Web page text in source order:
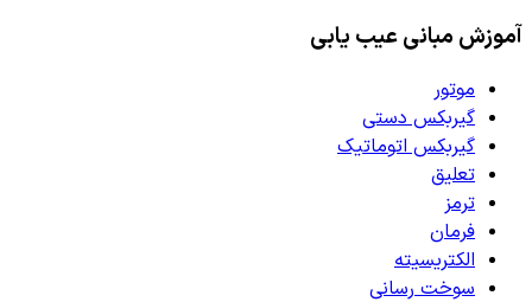
آموزش مبانی عیب یابی
موتور
گیربکس دستی
گیربکس اتوماتیک
تعلیق
ترمز
فرمان
الکتریسیته
سوخت رسانی